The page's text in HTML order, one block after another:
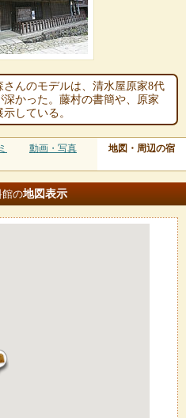
んのモデルは、清水屋原家8代
かった。藤村の書簡や、原家
している。
動画・写真 地図・周辺の宿
の地図表示